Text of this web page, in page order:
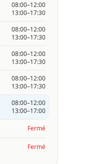
08:00–12:00
13:00–17:30
08:00–12:00
13:00–17:30
08:00–12:00
13:00–17:30
08:00–12:00
13:00–17:30
08:00–12:00
13:00–17:00
Fermé
Fermé